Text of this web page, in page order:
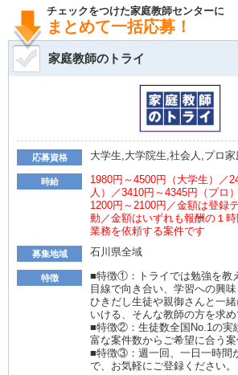
チェックをつけた家庭教師センターに
まとめて一括応募！
家庭教師のトライ
応募資格 大学生,大学院生,社会人,プロ家
時給
1980円～4500円（大学生）／
人）／3410円～4345円（プロ
1200円～2100円／金額は登録
動／金額はいずれも報酬の１
業務を依頼する案件です
募集地域 石川県全域
特徴
■特徴①：トライでは勉強を教
目線で向き合い、学習への興
ひきだし生徒や親御さんと一
いける、そんな教師の方を求め
■特徴②：生徒数全国No.1の実
富な案件数からご希望に合う案
■特徴③：週一回、一日一時間
で、お気軽にご登録ください。